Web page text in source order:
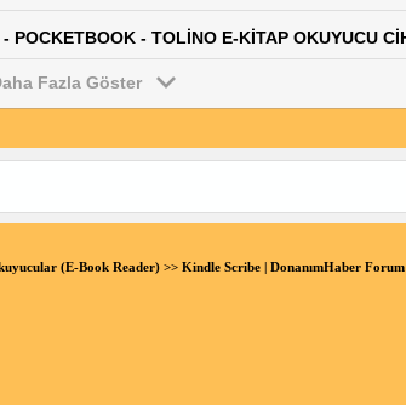
Fazla Göster
(E-Book Reader)>> Kindle Scribe | DonanımHaber Forum